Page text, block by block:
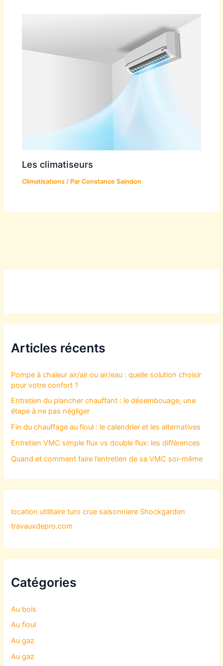
Les climatiseurs
Climatisations / ParConstance Saindon
Articles récents
Pompe à chaleur air/air ou air/eau : quelle solution choisir
pour votre confort ?
Entretien du plancher chauffant : le désembouage, une
étape à ne pas négliger
Fin du chauffage au fioul : le calendrier et les alternatives
Entretien VMC simple flux vs double flux: les différences
Quand et comment faire l’entretien de sa VMC soi-même
location utilitaire turo crue saisonniere Shockgarden
travauxdepro.com
Catégories
Au bois
Au fioul
Au gaz
Au gaz